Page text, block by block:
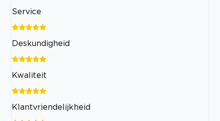
Service
Deskundigheid
Kwaliteit
Klantvriendelijkheid